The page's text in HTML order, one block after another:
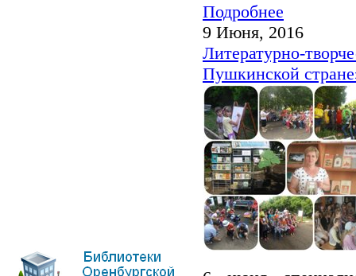
Подробнее
9 Июня, 2016
Литературно-
Пушкинской